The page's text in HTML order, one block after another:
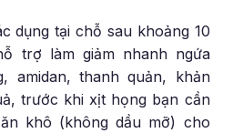
dụng tại chỗ sau khoảng 10
trợ làm giảm nhanh ngứa
amidan, thanh quản, khản
trước khi xịt họng bạn cần
khô (không dầu mỡ) cho